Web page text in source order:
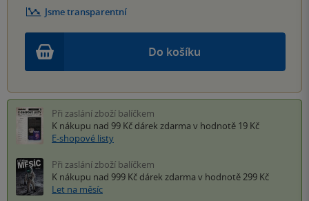
Do košíku
Jsme transparentní
Při zaslání zboží balíčkem
K nákupu nad 99 Kč dárek zdarma v hodnotě 19 Kč
E-shopové listy
Při zaslání zboží balíčkem
K nákupu nad 999 Kč dárek zdarma v hodnotě 299 Kč
Let na měsíc